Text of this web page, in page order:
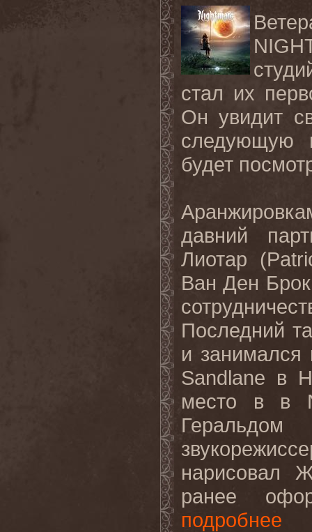
стал их
Он увидит
следующую
будет
давний
Лиотар
Ван Ден
Последний
и занимался
Sandlane в
место в в
нарисовал
ранее
подробнее